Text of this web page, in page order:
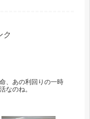
ク
、あの利回りの一時
なのね。